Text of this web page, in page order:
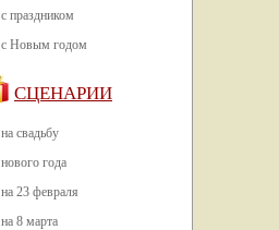
с праздником
с Новым годом
СЦЕНАРИИ
на свадьбу
нового года
на 23 февраля
на 8 марта